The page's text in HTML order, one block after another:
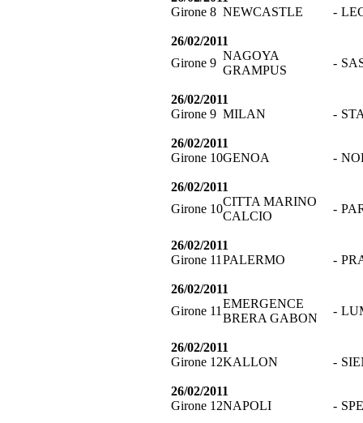
Girone 8 NEWCASTLE -
26/02/2011
Girone 9
NAGOYA
GRAMPUS
-
26/02/2011
Girone 9 MILAN -
26/02/2011
Girone 10GENOA -
26/02/2011
Girone 10
CITTA MARINO
CALCIO
-
26/02/2011
Girone 11 PALERMO -
26/02/2011
Girone 11
EMERGENCE
BRERA GABON
-
26/02/2011
Girone 12KALLON -
26/02/2011
Girone 12NAPOLI -